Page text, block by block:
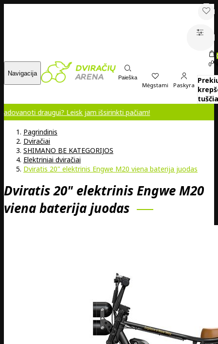
Navigacija
Paieška
Mėgstami Paskyra
000
Leisk jam išsirinkti pačiam!
Pagrindinis
Dviračiai
SHIMANO BE KATEGORIJOS
Elektriniai dviračiai
Dviratis 20" elektrinis Engwe M20 viena baterija juodas
Dviratis 20" elektrinis Engwe M20
viena baterija juodas